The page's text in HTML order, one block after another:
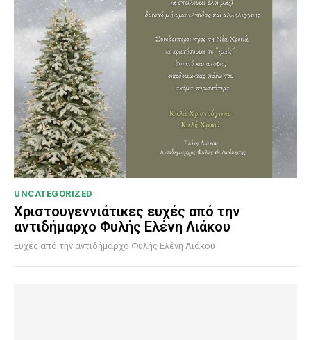
UNCATEGORIZED
Χριστουγεννιάτικες ευχές από την
αντιδήμαρχο Φυλής Ελένη Λιάκου